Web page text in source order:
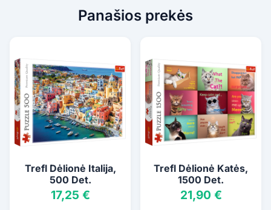
Panašios prekės
Trefl Dėlionė Italija,
500 Det.
17,25 €
Trefl Dėlionė Katės,
1500 Det.
21,90 €